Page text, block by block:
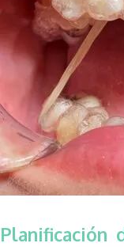
Planificación